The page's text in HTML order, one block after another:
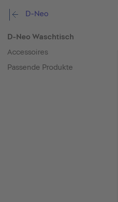
D-Neo
D-Neo Waschtisch
Accessoires
Passende Produkte